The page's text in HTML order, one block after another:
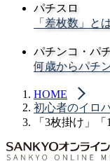
パチスロ
「差枚数」と
パチンコ・パ
何歳からパチ
HOME
初心者のイロ
「3枚掛け」